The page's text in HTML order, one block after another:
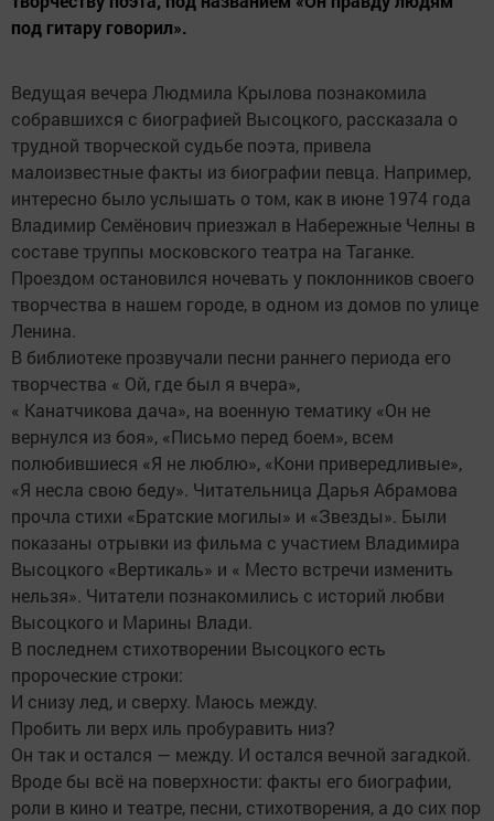
под гитару говорил».
Ведущая вечера Людмила Крылова познакомила
собравшихся с биографией Высоцкого, рассказала о
трудной творческой судьбе поэта, привела
малоизвестные факты из биографии певца. Например,
интересно было услышать о том, как в июне 1974 года
Владимир Семёнович приезжал в Набережные Челны в
составе труппы московского театра на Таганке.
Проездом остановился ночевать у поклонников своего
творчества в нашем городе, в одном из домов по улице
Ленина.
В библиотеке прозвучали песни раннего периода его
творчества « Ой, где был я вчера»,
« Канатчикова дача», на военную тематику «Он не
вернулся из боя», «Письмо перед боем», всем
полюбившиеся «Я не люблю», «Кони привередливые»,
«Я несла свою беду». Читательница Дарья Абрамова
прочла стихи «Братские могилы» и «Звезды». Были
показаны отрывки из фильма с участием Владимира
Высоцкого «Вертикаль» и « Место встречи изменить
нельзя». Читатели познакомились с историй любви
Высоцкого и Марины Влади.
В последнем стихотворении Высоцкого есть
пророческие строки:
И снизу лед, и сверху. Маюсь между.
Пробить ли верх иль пробуравить низ?
Он так и остался — между. И остался вечной загадкой.
Вроде бы всё на поверхности: факты его биографии,
роли в кино и театре, песни, стихотворения, а до сих пор